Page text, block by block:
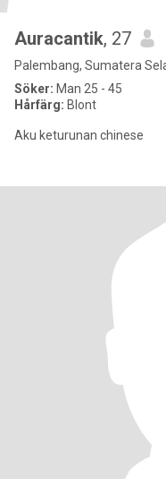
Auracantik, 27
Palembang, Sumatera
Söker: Man 25 - 45
Hårfärg: Blont
Aku keturunan chinese